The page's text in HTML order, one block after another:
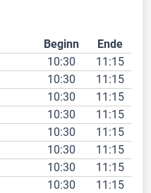
Beginn
Ende
10:30
11:15
10:30
11:15
10:30
11:15
10:30
11:15
10:30
11:15
10:30
11:15
10:30
11:15
10:30
11:15